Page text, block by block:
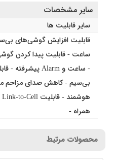
سایر مشخصات
سایر قابلیت ها
همراه -
محصولات مرتبط